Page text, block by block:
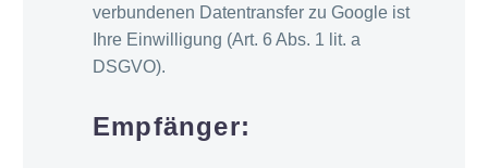
verbundenen Datentransfer zu Google ist
Ihre Einwilligung (Art. 6 Abs. 1 lit. a
DSGVO).
Empfänger: